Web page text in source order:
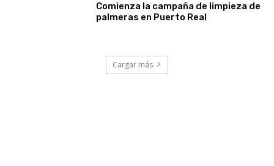
Comienza la campaña de limpieza de
palmeras en Puerto Real
Cargar más